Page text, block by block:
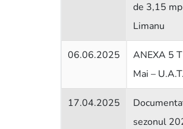
de 3,15
Limanu
06.06.2025
ANEXA 5
Mai –
17.04.2025
sezonul